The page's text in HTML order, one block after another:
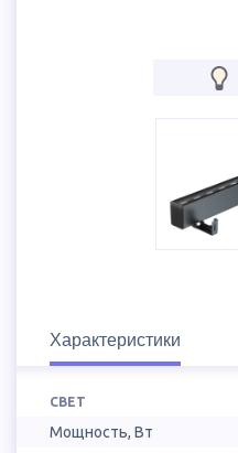
Характеристики
СВЕТ
Мощность, Вт